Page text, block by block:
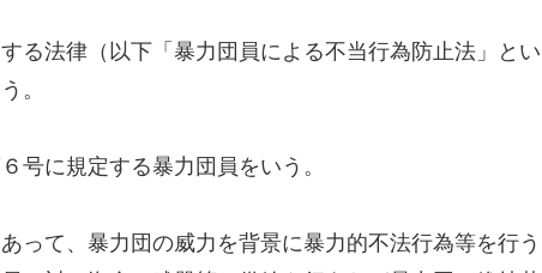
る法律（以下「暴力団員による不当行為防止法」とい
。
号に規定する暴力団員をいう。
って、暴力団の威力を背景に暴力的不法行為等を行う